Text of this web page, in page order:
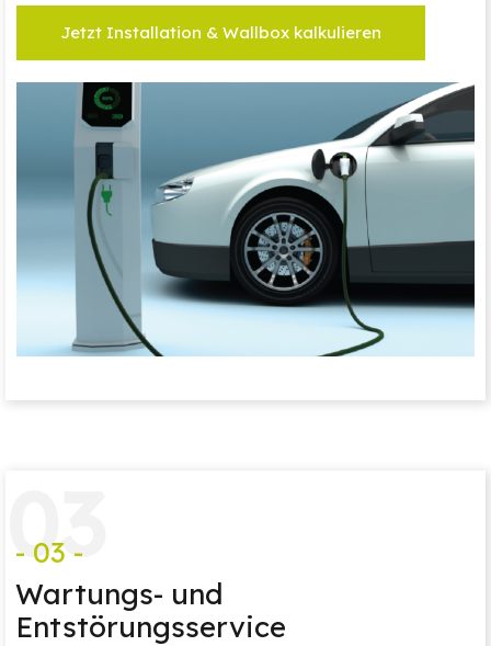
Jetzt Installation & Wallbox kalkulieren
03
- 03 -
Wartungs- und
Entstörungsservice